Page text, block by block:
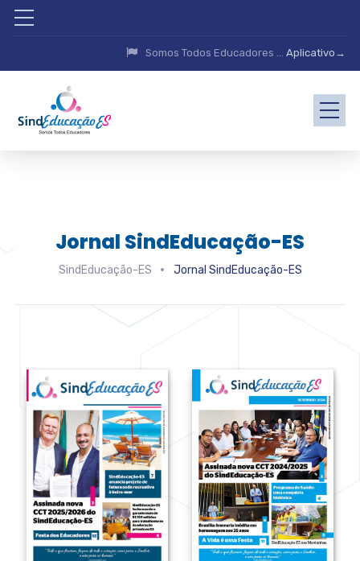
Somos Todos Educadores ...Aplicativo→
Jornal SindEducação-ES
SindEducação-ES Jornal SindEducação-ES